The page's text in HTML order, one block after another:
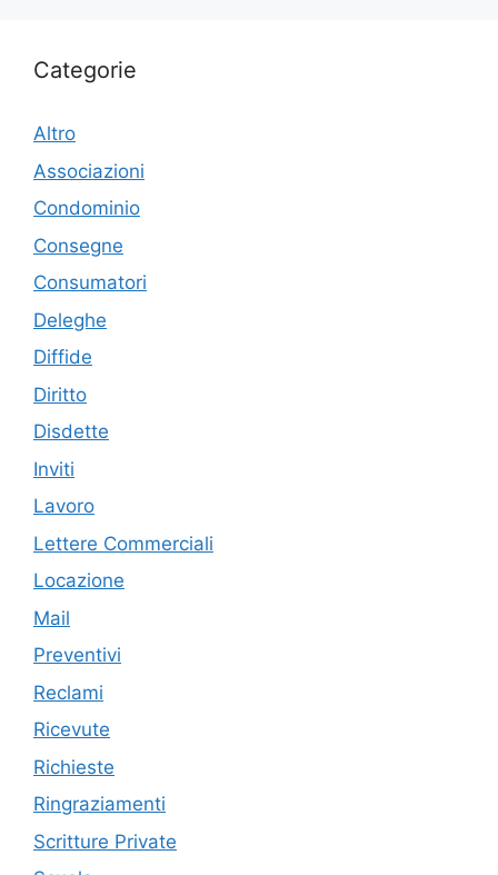
Categorie
Altro
Associazioni
Condominio
Consegne
Consumatori
Deleghe
Diffide
Diritto
Disdette
Inviti
Lavoro
Lettere Commerciali
Locazione
Mail
Preventivi
Reclami
Ricevute
Richieste
Ringraziamenti
Scritture Private